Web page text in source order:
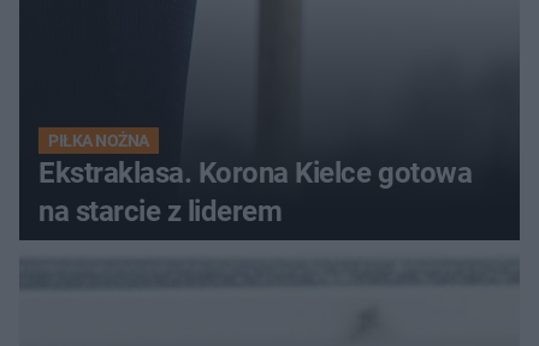
PIŁKA NOŻNA
Ekstraklasa. Korona Kielce gotowa
na starcie z liderem